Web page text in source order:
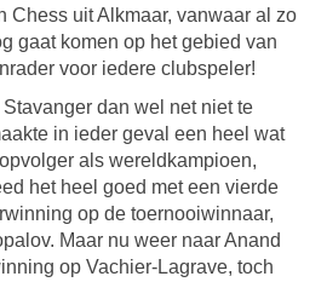
Chess uit Alkmaar, vanwaar al zo
gaat komen op het gebied van
voor iedere clubspeler!
dan wel net niet te
in ieder geval een heel wat
als wereldkampioen,
het heel goed met een vierde
op de toernooiwinnaar,
Maar nu weer naar Anand
op Vachier-Lagrave, toch